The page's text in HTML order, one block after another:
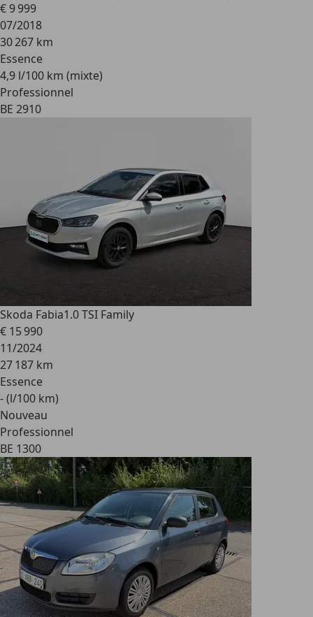
€ 9 999
07/2018
30 267 km
Essence
4,9 l/100 km (mixte)
Professionnel
BE 2910
Skoda Fabia1.0 TSI Family
€ 15 990
11/2024
27 187 km
Essence
- (l/100 km)
Nouveau
Professionnel
BE 1300